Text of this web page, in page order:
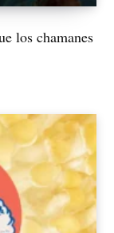
los chamanes